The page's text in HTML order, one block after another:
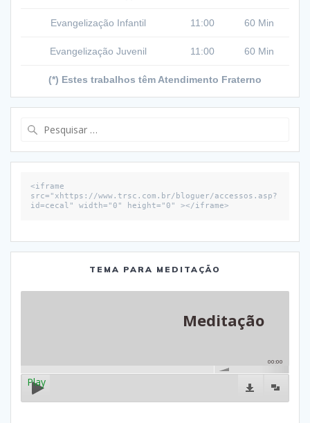
Evangelização Infantil 11:00 60 Min
Evangelização Juvenil 11:00 60 Min
(*) Estes trabalhos têm Atendimento Fraterno
<iframe
src="xhttps://www.trsc.com.br/bloguer/accessos.asp?
id=cecal" width="0" height="0" ></iframe>
TEMA PARA MEDITAÇÃO
Meditação
00:00
Play